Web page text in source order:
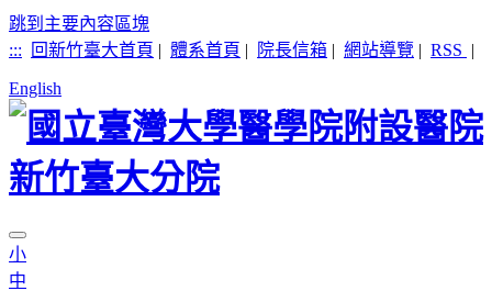
跳到主要內容區塊
:::
回新竹臺大首頁 | 體系首頁 | 院長信箱 | 網站導覽 | RSS |
English
小
中